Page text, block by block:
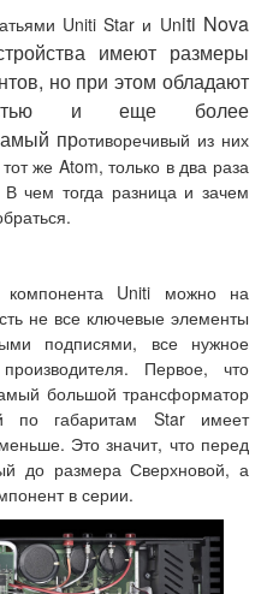
Uniti Star и Uniti Nova
имеют размеры
но при этом обладают
и еще более
противоречивый из них
же Atom, только в два раза
чем тогда разница и зачем
компонента Uniti можно на
не все ключевые элементы
подписями, все нужное
Первое, что
большой трансформатор
по габаритам Star имеет
Это значит, что перед
до размера Сверхновой, а
в серии.